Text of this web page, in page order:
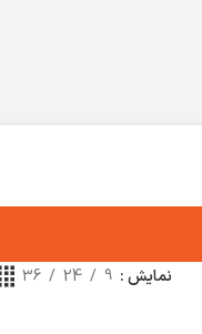
نمایش 9
24
36